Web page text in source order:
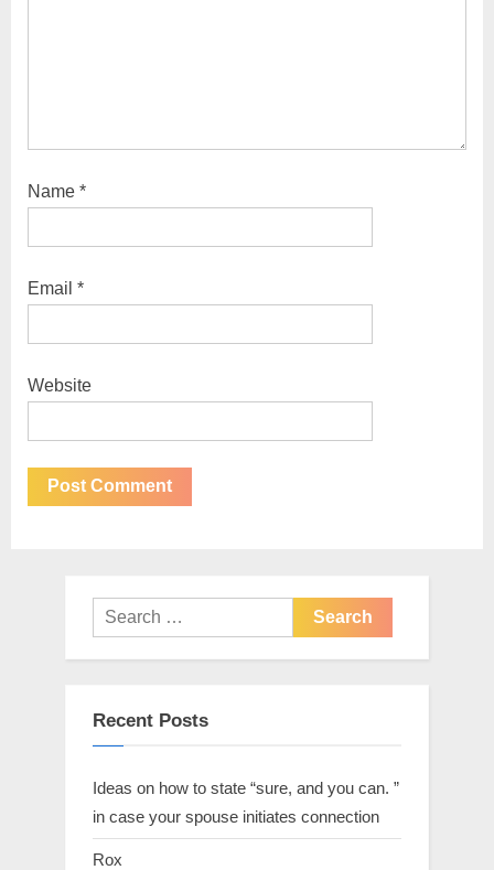
Name *
Email *
Website
Recent Posts
Ideas on how to state “sure, and you can. ”
in case your spouse initiates connection
Rox